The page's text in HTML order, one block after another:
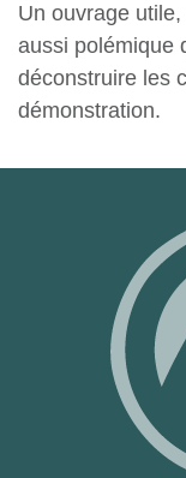
Un ouvrage
aussi polémique
déconstruire les
démonstration.